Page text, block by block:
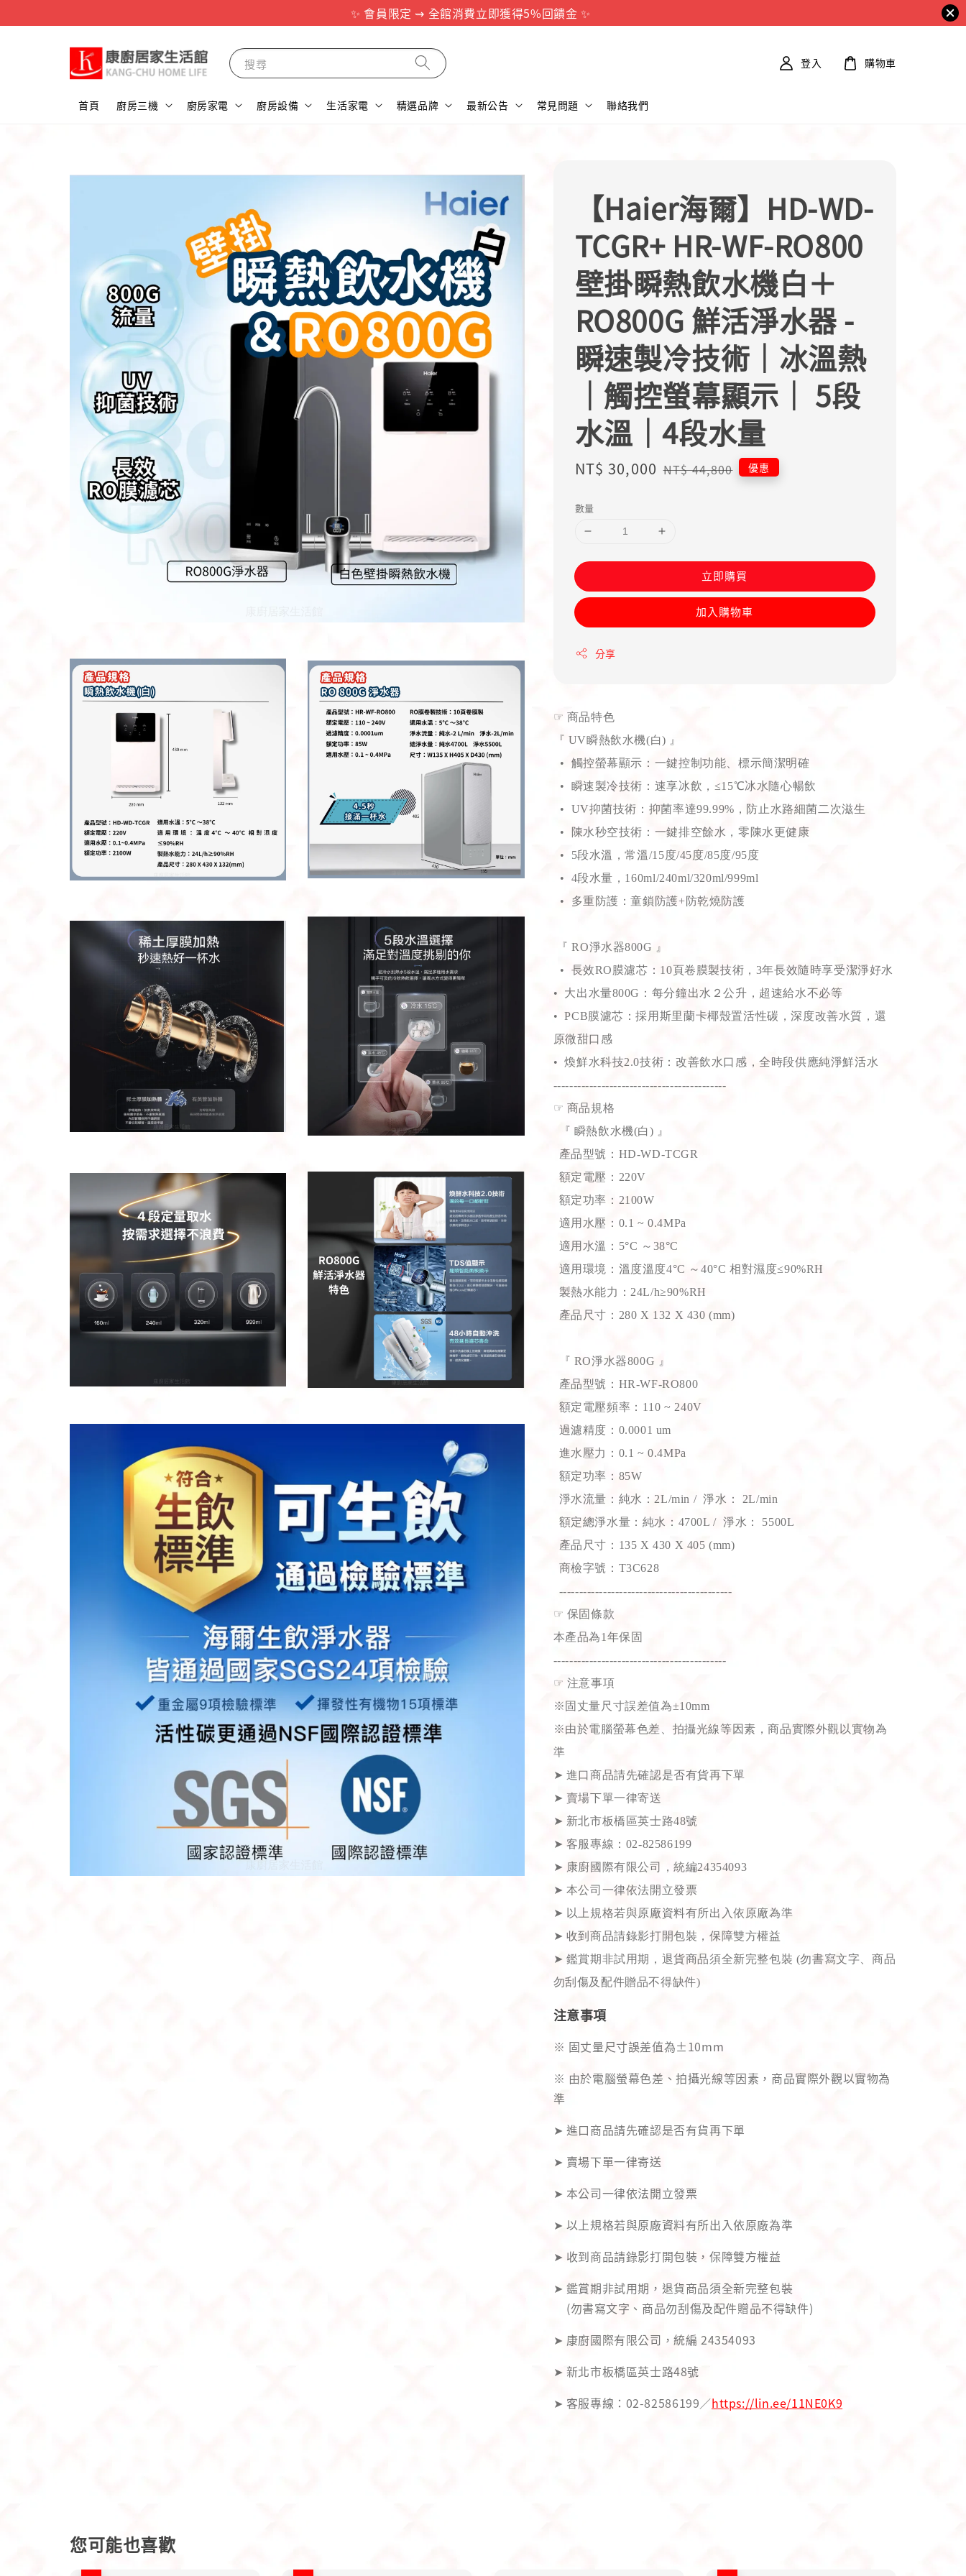
✨ 會員限定 ⇝ 全館消費立即獲得5%回饋金 ✨
搜尋
首頁 廚房三機 廚房家電 廚房設備 生活家電 精選品牌 最新公告 常見問題 聯絡我們
登入 購物車
【Haier海爾】HD-WD-
TCGR+ HR-WF-RO800
壁掛瞬熱飲水機白＋
RO800G 鮮活淨水器 -
瞬速製冷技術｜冰溫熱
｜觸控螢幕顯示｜ 5段
水溫｜4段水量
Sale
NT$ 30,000 Regular
NT$ 44,800 優惠
數量
立即購買
加入購物車
分享
☞ 商品特色
『 UV瞬熱飲水機(白) 』
• 觸控螢幕顯示：一鍵控制功能、標示簡潔明確
• 瞬速製冷技術：速享冰飲， ≤15℃冰水隨心暢飲
• UV抑菌技術：抑菌率達99.99%，防止水路細菌二次滋生
• 陳水秒空技術：一鍵排空餘水，零陳水更健康
• 5段水溫，常溫/15度/45度/85度/95度
• 4段水量，160ml/240ml/320ml/999ml
• 多重防護：童鎖防護+防乾燒防護
『 RO淨水器800G 』
• 長效RO膜濾芯：10頁卷膜製技術，3年長效隨時享受潔淨好水
• 大出水量800G：每分鐘出水２公升，超速給水不必等
• PCB膜濾芯：採用斯里蘭卡椰殼置活性碳，深度改善水質，還
原微甜口感
• 煥鮮水科技2.0技術：改善飲水口感，全時段供應純淨鮮活水
-------------------------------------------
☞ 商品規格
『 瞬熱飲水機(白) 』
產品型號：HD-WD-TCGR
額定電壓：220V
額定功率：2100W
適用水壓：0.1 ~ 0.4MPa
適用水溫：5°C ～38°C
適用環境：溫度溫度4°C ～40°C 相對濕度≤90%RH
製熱水能力：24L/h≥90%RH
產品尺寸：280 X 132 X 430 (mm)
『 RO淨水器800G 』
產品型號：HR-WF-RO800
額定電壓頻率：110 ~ 240V
過濾精度：0.0001 um
進水壓力：0.1 ~ 0.4MPa
額定功率：85W
淨水流量：純水：2L/min / 淨水： 2L/min
額定總淨水量：純水：4700L / 淨水： 5500L
產品尺寸：135 X 430 X 405 (mm)
商檢字號：T3C628
-------------------------------------------
☞ 保固條款
本產品為1年保固
-------------------------------------------
☞ 注意事項
※固丈量尺寸誤差值為±10mm
※由於電腦螢幕色差、拍攝光線等因素，商品實際外觀以實物為
準
➤ 進口商品請先確認是否有貨再下單
➤ 賣場下單一律寄送
➤ 新北市板橋區英士路48號
➤ 客服專線：02-82586199
➤ 康廚國際有限公司，統編24354093
➤ 本公司一律依法開立發票
➤ 以上規格若與原廠資料有所出入依原廠為準
➤ 收到商品請錄影打開包裝，保障雙方權益
➤ 鑑賞期非試用期，退貨商品須全新完整包裝 (勿書寫文字、商品
勿刮傷及配件贈品不得缺件)
注意事項
※ 固丈量尺寸誤差值為±10mm
※ 由於電腦螢幕色差、拍攝光線等因素，商品實際外觀以實物為
準
➤ 進口商品請先確認是否有貨再下單
➤ 賣場下單一律寄送
➤ 本公司一律依法開立發票
➤ 以上規格若與原廠資料有所出入依原廠為準
➤ 收到商品請錄影打開包裝，保障雙方權益
➤ 鑑賞期非試用期，退貨商品須全新完整包裝
(勿書寫文字、商品勿刮傷及配件贈品不得缺件)
➤ 康廚國際有限公司，統編 24354093
➤ 新北市板橋區英士路48號
➤ 客服專線：02-82586199／https://lin.ee/11NE0K9
您可能也喜歡